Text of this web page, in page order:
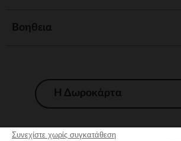
Συνεχίστε χωρίς συγκατάθεση
Βοηθεια
Η Δωροκάρτα